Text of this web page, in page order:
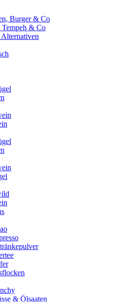
Burger & Co
Tempeh & Co
Alternativen
& Ölsaaten